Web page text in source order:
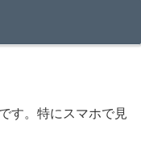
す。特にスマホで見